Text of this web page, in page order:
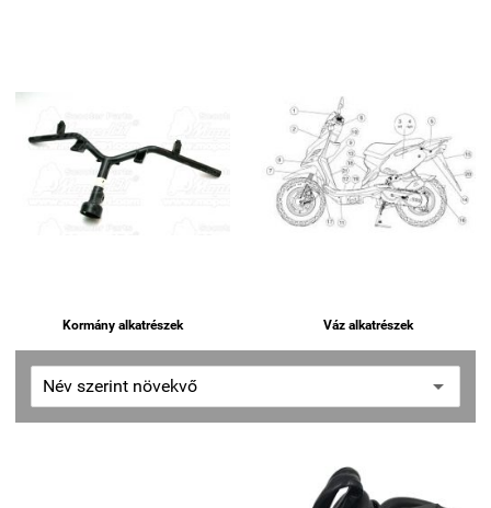
Kormány alkatrészek Váz alkatrészek